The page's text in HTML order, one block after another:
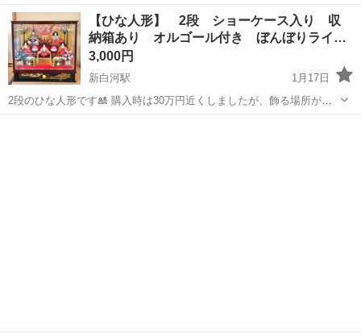
くなってしまったので出品します。 【サイズ】 横幅65㎝ 奥行36㎝ 高
さ63㎝ ※素人寸法です ●新王ショーケース入りでそのまま飾れるた
め、人形に埃が...
福島 白河市 新白河駅 年中行事用品 オルゴール
【ひな人形】 2段 ショーケース入り 収
納箱あり オルゴール付き ぼんぼりライ…
3,000円
新白河駅
1月17日
2段のひな人形です🎎 購入時は30万円近くしましたが、飾る場所がな
くなってしまったので出品します。 【サイズ】 横幅65㎝ 奥行36㎝ 高